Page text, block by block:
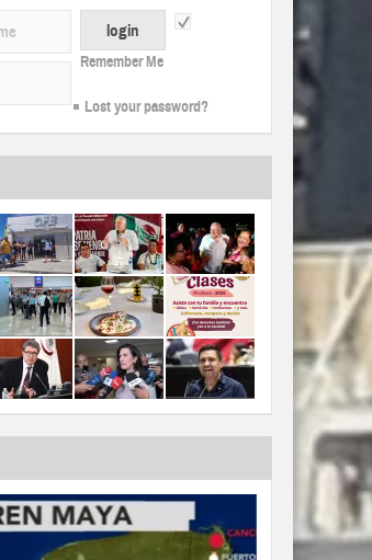
Remember Me
Lost your password?